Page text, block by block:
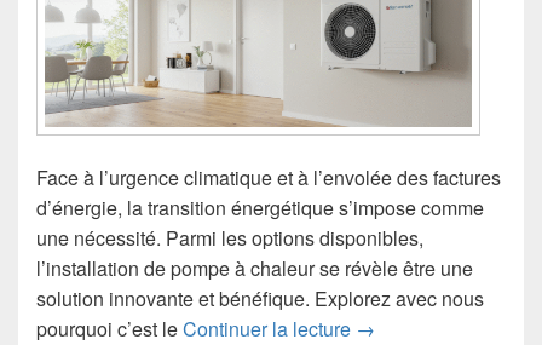
Face à l’urgence climatique et à l’envolée des factures
d’énergie, la transition énergétique s’impose comme
une nécessité. Parmi les options disponibles,
l’installation de pompe à chaleur se révèle être une
solution innovante et bénéfique. Explorez avec nous
pourquoi c’est leContinuer la lecture Installation de
→